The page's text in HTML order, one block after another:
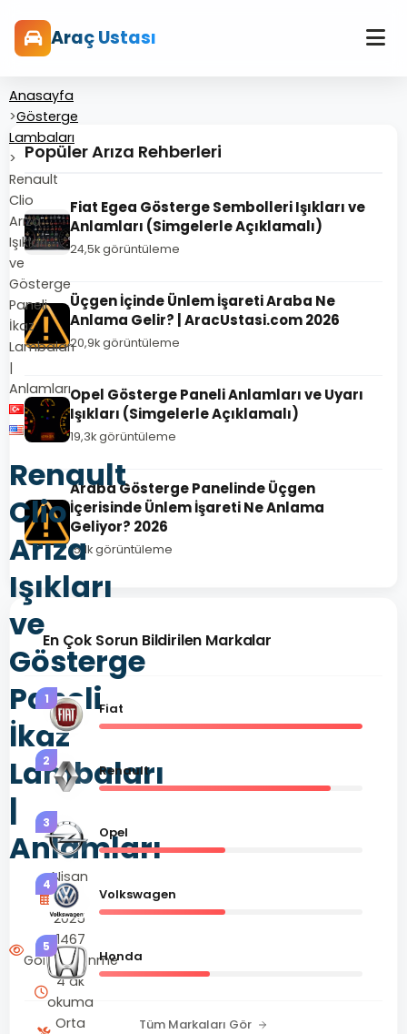
Araç Ustası
Anasayfa
>Gösterge
Lambaları
>
Renault
Clio
Arıza
Işıkları
ve
Gösterge
Paneli
İkaz
Lambaları
|
Anlamları
Renault
Clio
Arıza
Işıkları
ve
Gösterge
Paneli
İkaz
Lambaları
|
Anlamları
Nisan
27,
2025
1467
Görüntülenme
4 dk
okuma
Orta
Popüler Arıza Rehberleri
Fiat Egea Gösterge Sembolleri Işıkları ve
Anlamları (Simgelerle Açıklamalı)
24,5k görüntüleme
Üçgen İçinde Ünlem İşareti Araba Ne
Anlama Gelir? | AracUstasi.com 2026
20,9k görüntüleme
Opel Gösterge Paneli Anlamları ve Uyarı
Işıkları (Simgelerle Açıklamalı)
19,3k görüntüleme
Araba Gösterge Panelinde Üçgen
İçerisinde Ünlem İşareti Ne Anlama
Geliyor? 2026
15,1k görüntüleme
En Çok Sorun Bildirilen Markalar
1
Fiat
2
Renault
3
Opel
4
Volkswagen
5
Honda
Tüm Markaları Gör